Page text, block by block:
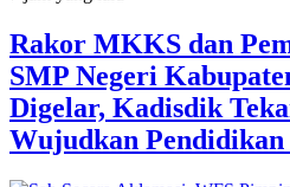
Rakor MKKS dan
SMP Negeri
Digelar, Kadisdik
Wujudkan